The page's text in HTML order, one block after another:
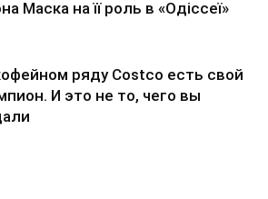
Маска на її роль в «Одіссеї»
ряду Costco есть свой
И это не то, чего вы